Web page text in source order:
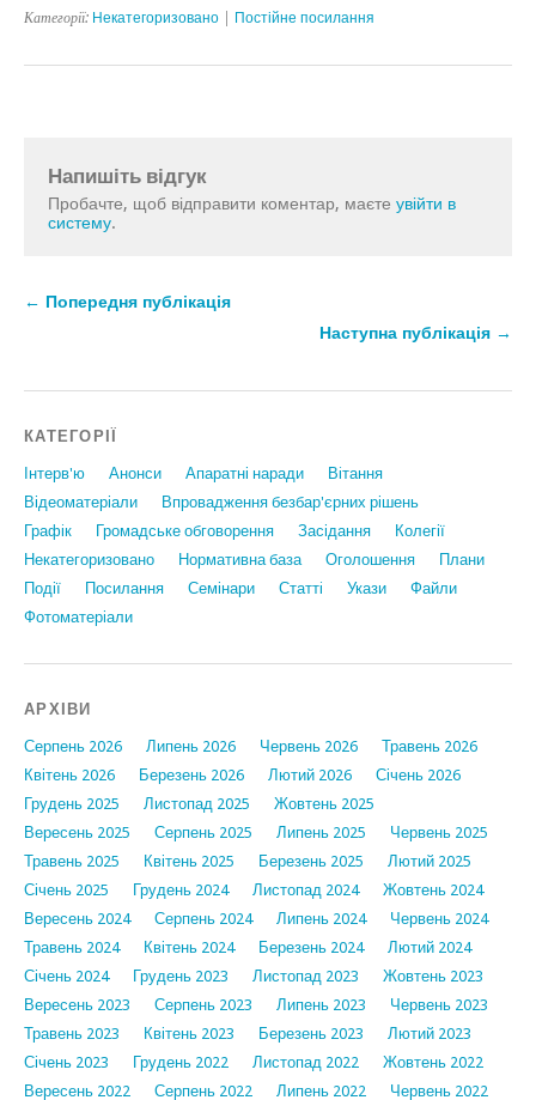
Категорії: Некатегоризовано Постійне посилання
Напишіть відгук
Пробачте, щоб відправити коментар, маєте увійти в
систему.
← Попередня публікація
Наступна публікація →
КАТЕГОРІЇ
Інтерв'ю Анонси Апаратні наради
Вiтання
Відеоматеріали
Впровадження безбар'єрних рішень
Графiк
Громадське обговорення Засідання
Колегії
Некатегоризовано
Нормативна база Оголошення
Плани
Події
Посилання Семінари Статтi Укази
Файли
Фотоматеріали
АРХІВИ
Серпень 2026 Липень 2026 Червень 2026
Травень 2026
Квітень 2026
Березень 2026 Лютий 2026
Січень 2026
Грудень 2025
Листопад 2025
Жовтень 2025
Вересень 2025
Серпень 2025 Липень 2025
Червень 2025
Травень 2025
Квітень 2025 Березень 2025
Лютий 2025
Січень 2025
Грудень 2024 Листопад 2024
Жовтень 2024
Вересень 2024
Серпень 2024 Липень 2024
Червень 2024
Травень 2024
Квітень 2024 Березень 2024
Лютий 2024
Січень 2024
Грудень 2023 Листопад 2023
Жовтень 2023
Вересень 2023
Серпень 2023 Липень 2023
Червень 2023
Травень 2023
Квітень 2023 Березень 2023
Лютий 2023
Січень 2023
Грудень 2022 Листопад 2022
Жовтень 2022
Вересень 2022
Серпень 2022 Липень 2022 Червень 2022